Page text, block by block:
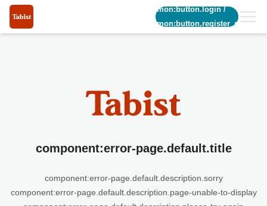
common:button.login/
common:button.register_short
component:error-page.default.title
component:error-page.default.description.sorry
component:error-page.default.description.page-unable-to-display